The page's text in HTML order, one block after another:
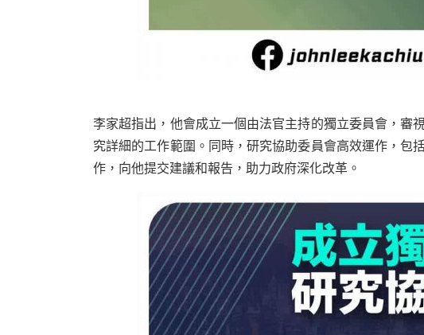
李家超指出，他會成立一個由法官主持的獨立委員會，審
究詳細的工作範圍。同時，研究協助委員會高效運作，包
作，向他提交建議和報告，助力政府深化改革。